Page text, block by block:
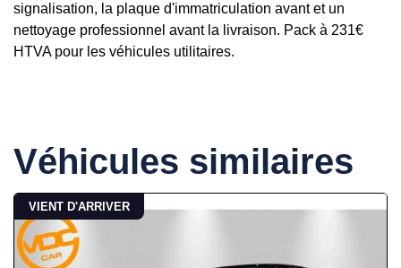
signalisation, la plaque d'immatriculation avant et un
nettoyage professionnel avant la livraison. Pack à 231€
HTVA pour les véhicules utilitaires.
Véhicules similaires
VIENT D'ARRIVER